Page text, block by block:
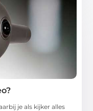
je als kijker alles